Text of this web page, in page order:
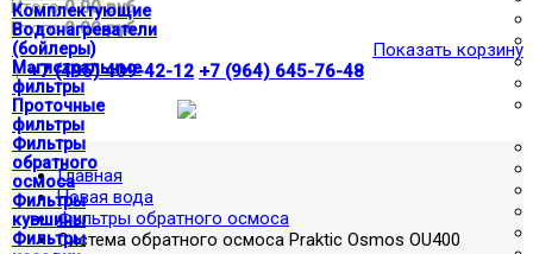
Комплектующие
Водонагреватели
(бойлеры)
Магистральные
фильтры
Проточные
фильтры
Фильтры
обратного
осмоса
Фильтры
кувшины
Фильтры
Итого0.00 руб
Итого0.00 руб
Показать корзину
| +7 (495) 409-42-12 +7 (964) 645-76-48
Главная
Новая вода
Фильтры обратного осмоса
Система обратного осмоса Praktic Osmos OU400